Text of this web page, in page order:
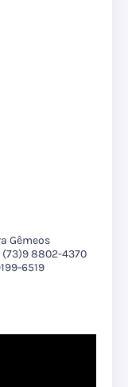
Gêmeos
(73)9 8802-4370
6519